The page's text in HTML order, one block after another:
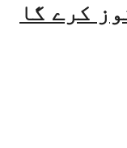
کرے گا